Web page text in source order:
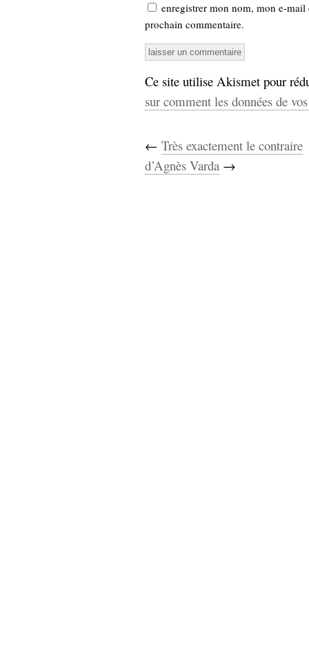
enregistrer mon nom, mon e-
prochain commentaire.
Ce site utilise Akismet pour
sur comment les données de
← Très exactement le contraire
d’Agnès Varda →